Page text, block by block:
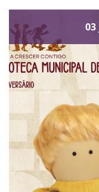
03